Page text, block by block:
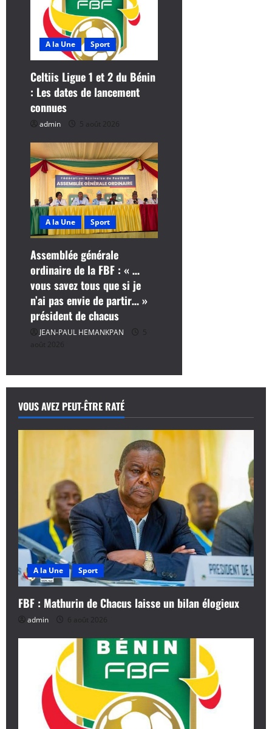
c
l
e
A la Une Sport
Celtiis Ligue 1 et 2 du Bénin
: Les dates de lancement
connues
admin 5 août 2026
A la Une Sport
Assemblée générale
ordinaire de la FBF : « …
vous savez tous que si je
n’ai pas envie de partir… »
président de chacus
JEAN-PAUL HEMANKPAN
5
août 2026
VOUS AVEZ PEUT-ÊTRE RATÉ
A la Une Sport
FBF : Mathurin de Chacus laisse un bilan élogieux
admin 6 août 2026